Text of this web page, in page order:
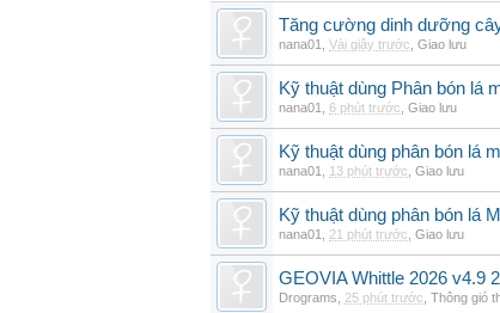
Tăng cường dinh dưỡng
nana01 Vài giây trước Giao lưu
Kỹ thuật dùng Phân bón lá
nana01 6 phút trước Giao lưu
Kỹ thuật dùng phân bón lá
nana01 13 phút trước Giao lưu
Kỹ thuật dùng phân bón lá
nana01 21 phút trước Giao lưu
GEOVIA Whittle 2026 v4.9 2
Drograms 25 phút trước Thông gió